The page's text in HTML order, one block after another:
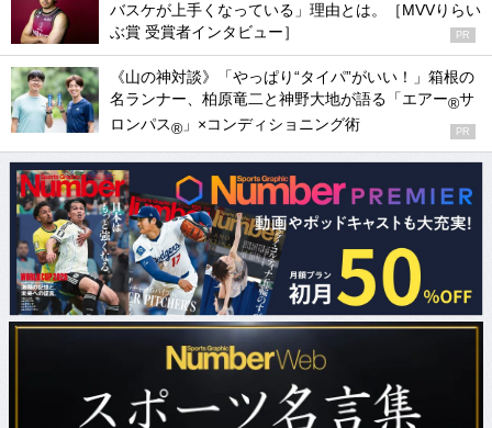
バスケが上手くなっている」理由とは。［MVVりらい
ぶ賞 受賞者インタビュー］
PR
《山の神対談》「やっぱり“タイパ”がいい！」箱根の
名ランナー、柏原竜二と神野大地が語る「エアー®サ
ロンパス® 」×コンディショニング術 PR